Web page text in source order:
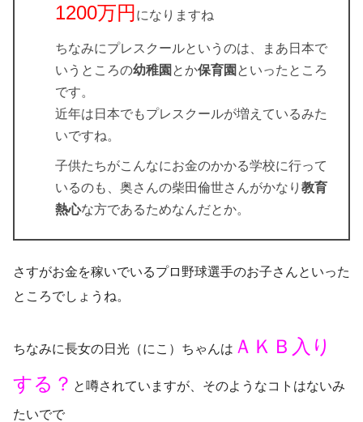
1200万円になりますね
ちなみにプレスクールというのは、まあ日本で
いうところの幼稚園 とか保育園 といったところ
です。
近年は日本でもプレスクールが増えているみた
いですね。
子供たちがこんなにお金のかかる学校に行って
いるのも、奥さんの柴田倫世さんがかなり 教育
熱心な方であるためなんだとか。
さすがお金を稼いでいるプロ野球選手のお子さんといった
ところでしょうね。
ちなみに長女の日光（にこ）ちゃんは ＡＫＢ入り
する？ と噂されていますが、そのようなコトはないみ
たいでで